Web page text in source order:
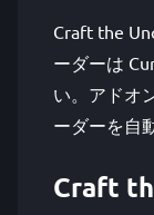
Craft the
ーダーは
い。アドオ
ーダーを自
Craft